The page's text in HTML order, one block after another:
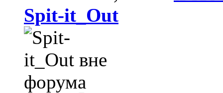
Spit-it_Out